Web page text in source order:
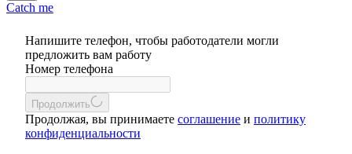
Catch me
Напишите телефон, чтобы работодатели могли
предложить вам работу
Номер телефона
Продолжить
Продолжая, вы принимаете соглашение и политику
конфиденциальности